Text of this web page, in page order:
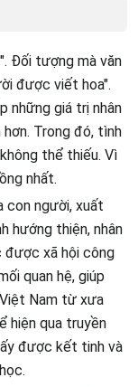
Đối tượng mà văn
được viết hoa".
những giá trị nhân
Trong đó, tình
thể thiếu. Vì
nhất.
con người, xuất
hướng thiện, nhân
được xã hội công
quan hệ, giúp
Nam từ xưa
hiện qua truyền
được kết tinh và